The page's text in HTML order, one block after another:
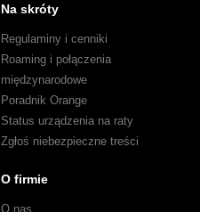
Na skróty
Regulaminy i cenniki
Roaming i połączenia
międzynarodowe
Poradnik Orange
Status urządzenia na raty
Zgłoś niebezpieczne treści
O firmie
O nas